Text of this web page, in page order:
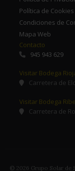
Política de Cookies
Condiciones de
Mapa Web
Contacto
945 943 629
Visitar Bodega
Carretera de
Visitar Bodega
Carretera de
© 2026 Grupo Solar de